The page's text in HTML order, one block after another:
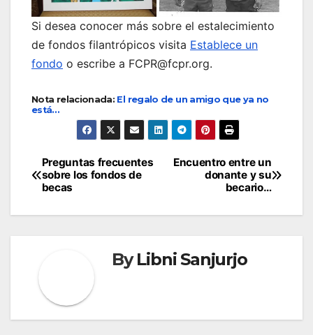
Si desea conocer más sobre el estalecimiento
de fondos filantrópicos visita Establece un
fondo o escribe a FCPR@fcpr.org.
Nota relacionada: El regalo de un amigo que ya no
está…
Navegación
de
Encuentro entre un
donante y su
becario…
Preguntas frecuentes
sobre los fondos de
becas
ByLibni Sanjurjo